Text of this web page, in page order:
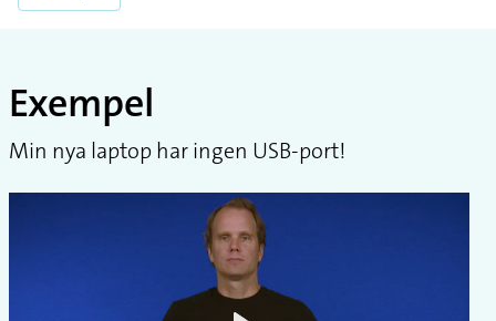
Exempel
Min nya laptop har ingen USB-port!